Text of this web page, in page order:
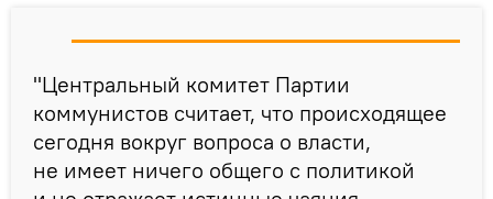
"Центральный комитет Партии
коммунистов считает, что происходящее
сегодня вокруг вопроса о власти,
не имеет ничего общего с политикой